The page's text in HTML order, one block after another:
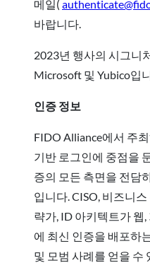
메일(
바랍니다.
2023년 행사의 시그니
Microsoft 및 Yubico입
인증 정보
FIDO Alliance에서 주
기반 로그인에 중점을
증의 모든 측면을 전담
입니다. CISO, 비즈니
략가, ID 아키텍트가 웹
에 최신 인증을 배포하
및 모범 사례를 얻을 수